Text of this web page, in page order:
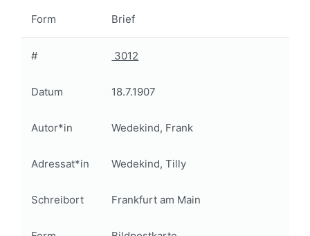
Form Brief
# 3012
Datum 18.7.1907
Autor*in Wedekind, Frank
Adressat*in Wedekind, Tilly
Schreibort Frankfurt am Main